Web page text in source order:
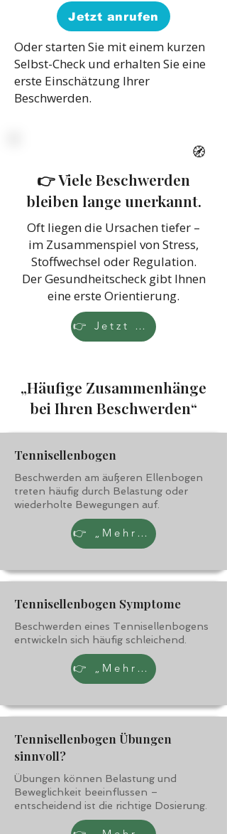
Jetzt anrufen
Oder starten Sie mit einem kurzen
Selbst-Check und erhalten Sie eine
erste Einschätzung Ihrer
Beschwerden.
🧭
👉 Viele Beschwerden
bleiben lange unerkannt.
Oft liegen die Ursachen tiefer –
im Zusammenspiel von Stress,
Stoffwechsel oder Regulation.
Der Gesundheitscheck gibt Ihnen
eine erste Orientierung.
👉 Jetzt Klarheit gewinnen
„Häufige Zusammenhänge
bei Ihren Beschwerden“
Tennisellenbogen
Beschwerden am äußeren Ellenbogen
treten häufig durch Belastung oder
wiederholte Bewegungen auf.
👉 „Mehr erfahren“
Tennisellenbogen Symptome
Beschwerden eines Tennisellenbogens
entwickeln sich häufig schleichend.
👉 „Mehr erfahren“
Tennisellenbogen Übungen
sinnvoll?
Übungen können Belastung und
Beweglichkeit beeinflussen –
entscheidend ist die richtige Dosierung.